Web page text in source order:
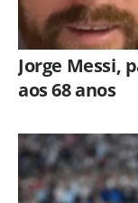
Jorge Messi,
aos 68 anos